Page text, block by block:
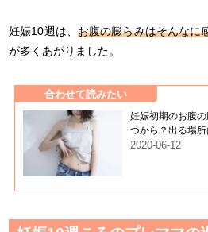
妊娠10週は、 お腹の膨らみはそんなに
が多くあがりました。
合わせて読みたい
妊娠初期のお腹
つから？出る場所
2020-06-12